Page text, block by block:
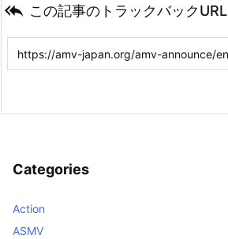
 この記事のトラックバックURL
Categories
Action
ASMV